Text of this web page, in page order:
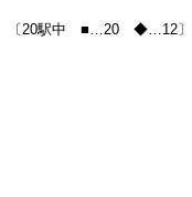
〔20駅中 ■…20 ◆…12〕